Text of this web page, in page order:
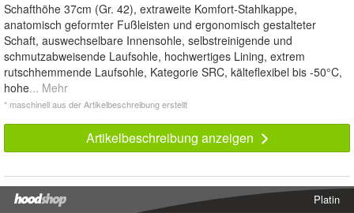
Schafthöhe 37cm (Gr. 42), extraweite Komfort-Stahlkappe,
anatomisch geformter Fußleisten und ergonomisch gestalteter
Schaft, auswechselbare Innensohle, selbstreinigende und
schmutzabweisende Laufsohle, hochwertiges Lining, extrem
rutschhemmende Laufsohle, Kategorie SRC, kälteflexibel bis -50°C,
hohe... Mehr
* maschinell aus der Artikelbeschreibung erstellt
Artikelbeschreibung anzeigen
Platin